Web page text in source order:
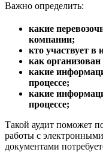
Важно определить:
какие
компании;
кто участвует в
как
какие
процессе;
какие
процессе;
Такой аудит поможет
работы с
документами